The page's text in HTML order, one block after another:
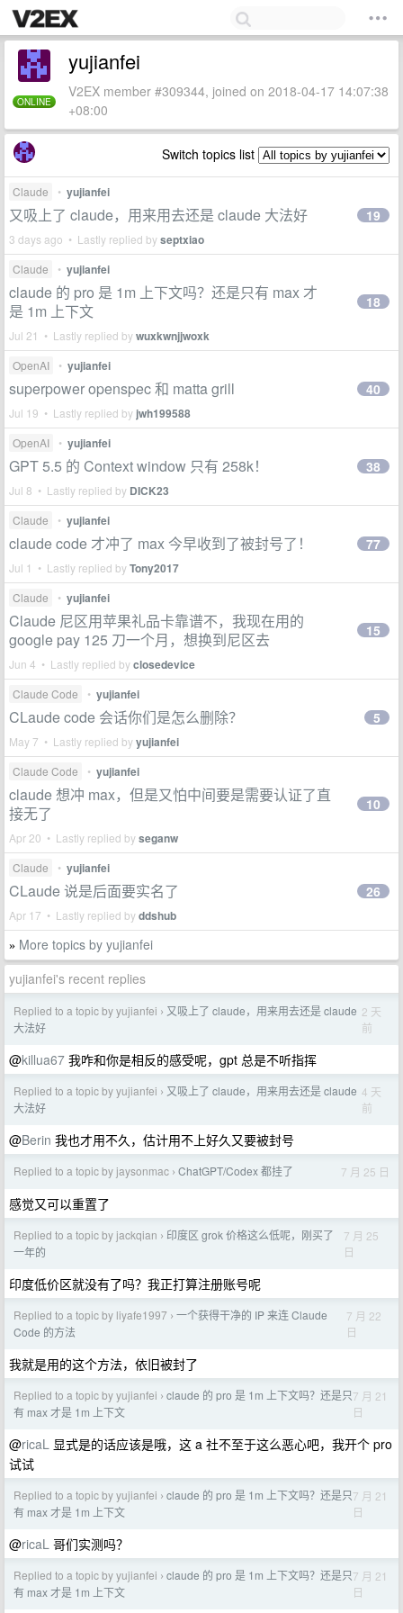
ONLINE
yujianfei
V2EX member #309344, joined on 2018-04-17 14:07:38
+08:00
Switch topics list
Claude • yujianfei
又吸上了 claude，用来用去还是 claude 大法好
3 days ago • Lastly replied byseptxiao
19
Claude • yujianfei
claude 的 pro 是 1m 上下文吗？还是只有 max 才
是 1m 上下文
Jul 21 • Lastly replied bywuxkwnjjwoxk
18
OpenAI • yujianfei
superpower openspec 和 matta grill
Jul 19 • Lastly replied by jwh199588
40
OpenAI • yujianfei
GPT 5.5 的 Context window 只有 258k！
Jul 8 • Lastly replied by DICK23
38
Claude • yujianfei
claude code 才冲了 max 今早收到了被封号了！
Jul 1 • Lastly replied byTony2017
77
Claude • yujianfei
Claude 尼区用苹果礼品卡靠谱不，我现在用的
google pay 125 刀一个月，想换到尼区去
Jun 4 • Lastly replied byclosedevice
15
Claude Code • yujianfei
CLaude code 会话你们是怎么删除？
May 7 • Lastly replied byyujianfei
5
Claude Code • yujianfei
claude 想冲 max，但是又怕中间要是需要认证了直
接无了
Apr 20 • Lastly replied byseganw
10
Claude • yujianfei
CLaude 说是后面要实名了
Apr 17 • Lastly replied byddshub
26
» More topics by yujianfei
yujianfei's recent replies
Replied to a topic by yujianfei › 又吸上了 claude，用来用去还是 claude
大法好
2 天
前
@killua67 我咋和你是相反的感受呢，gpt 总是不听指挥
Replied to a topic by yujianfei › 又吸上了 claude，用来用去还是 claude
大法好
4 天
前
@Berin 我也才用不久，估计用不上好久又要被封号
Replied to a topic by jaysonmac › ChatGPT/Codex 都挂了 7 月 25 日
感觉又可以重置了
Replied to a topic by jackqian › 印度区 grok 价格这么低呢，刚买了
一年的
7 月 25
日
印度低价区就没有了吗？我正打算注册账号呢
Replied to a topic by liyafe1997 › 一个获得干净的 IP 来连 Claude
Code 的方法
7 月 22
日
我就是用的这个方法，依旧被封了
Replied to a topic by yujianfei › claude 的 pro 是 1m 上下文吗？还是只
有 max 才是 1m 上下文
7 月 21
日
@ricaL 显式是的话应该是哦，这 a 社不至于这么恶心吧，我开个 pro
试试
Replied to a topic by yujianfei › claude 的 pro 是 1m 上下文吗？还是只
有 max 才是 1m 上下文
7 月 21
日
@ricaL 哥们实测吗？
Replied to a topic by yujianfei › claude 的 pro 是 1m 上下文吗？还是只
有 max 才是 1m 上下文
7 月 21
日